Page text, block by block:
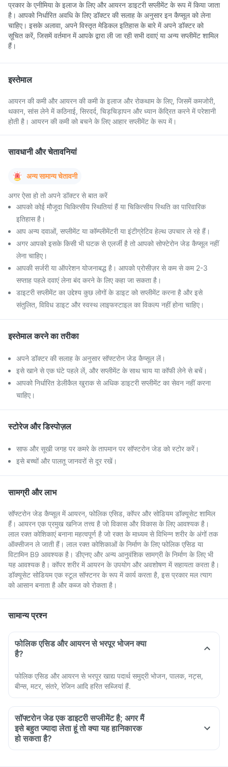
प्रकार के एनीमिया के इलाज के लिए और आयरन डाइटरी सप्लीमेंट के रूप में किया जाता
है। आपको निर्धारित अवधि के लिए डॉक्टर की सलाह के अनुसार इन कैप्सूल को लेना
चाहिए। इसके अलावा, अपने विस्तृत मेडिकल इतिहास के बारे में अपने डॉक्टर को
सूचित करें, जिसमें वर्तमान में आपके द्वारा ली जा रही सभी दवाएं या अन्य सप्लीमेंट शामिल
हैं।
इस्तेमाल
आयरन की कमी और आयरन की कमी के इलाज और रोकथाम के लिए, जिसमें कमजोरी,
थकान, सांस लेने में कठिनाई, सिरदर्द, चिड़चिड़ापन और ध्यान केंद्रित करने में परेशानी
होती है। आयरन की कमी को बचने के लिए आहार सप्लीमेंट के रूप में।
सावधानी और चेतावनियां
अन्य सामान्य चेतावनी
अगर ऐसा हो तो अपने डॉक्टर से बात करें
आपको कोई मौजूदा चिकित्सीय स्थितियां हैं या चिकित्सीय स्थिति का पारिवारिक
इतिहास है।
आप अन्य दवाओं, सप्लीमेंट या कॉम्प्लीमेंटरी या इंटीग्रेटिव हेल्थ उपचार ले रहे हैं।
अगर आपको इसके किसी भी घटक से एलर्जी है तो आपको सोफ्टेरोन जेड कैप्सूल नहीं
लेना चाहिए।
आपकी सर्जरी या ऑपरेशन योजनाबद्ध है। आपको प्रोसीज़र से कम से कम 2-3
सप्ताह पहले दवाएं लेना बंद करने के लिए कहा जा सकता है।
डाइटरी सप्लीमेंट का उद्देश्य कुछ लोगों के डाइट को सप्लीमेंट करना है और इसे
संतुलित, विविध डाइट और स्वस्थ लाइफस्टाइल का विकल्प नहीं होना चाहिए।
इस्तेमाल करने का तरीका
अपने डॉक्टर की सलाह के अनुसार सॉफ्टरोन जेड कैप्सूल लें।
इसे खाने से एक घंटे पहले लें, और सप्लीमेंट के साथ चाय या कॉफी लेने से बचें।
आपको निर्धारित डेलीकैल खुराक से अधिक डाइटरी सप्लीमेंट का सेवन नहीं करना
चाहिए।
स्टोरेज और डिस्पोज़ल
साफ और सूखी जगह पर कमरे के तापमान पर सॉफ्टरोन जेड को स्टोर करें।
इसे बच्चों और पालतू जानवरों से दूर रखें।
सामग्री और लाभ
सॉफ्टरोन जेड कैप्सूल में आयरन, फोलिक एसिड, कॉपर और सोडियम डॉक्यूसेट शामिल
हैं। आयरन एक प्रमुख खनिज तत्त्व है जो विकास और विकास के लिए आवश्यक है।
लाल रक्त कोशिकाएं बनाना महत्वपूर्ण है जो रक्त के माध्यम से विभिन्न शरीर के अंगों तक
ऑक्सीजन ले जाती हैं। लाल रक्त कोशिकाओं के निर्माण के लिए फोलिक एसिड या
विटामिन B9 आवश्यक है। डीएनए और अन्य आनुवंशिक सामग्री के निर्माण के लिए भी
यह आवश्यक है। कॉपर शरीर में आयरन के उपयोग और अवशोषण में सहायता करता है।
डॉक्यूसेट सोडियम एक स्टूल सॉफ्टनर के रूप में कार्य करता है, इस प्रकार मल त्याग
को आसान बनाता है और कब्ज को रोकता है।
सामान्य प्रश्न
फोलिक एसिड और आयरन से भरपूर भोजन क्या
है?
फोलिक एसिड और आयरन से भरपूर खाद्य पदार्थ समुद्री भोजन, पालक, नट्स,
बीन्स, मटर, संतरे, रेजिन आदि हरित सब्जियां हैं.
सॉफ्टरोन जेड एक डाइटरी सप्लीमेंट है; अगर मैं
इसे बहुत ज्यादा लेता हूं तो क्या यह हानिकारक
हो सकता है?